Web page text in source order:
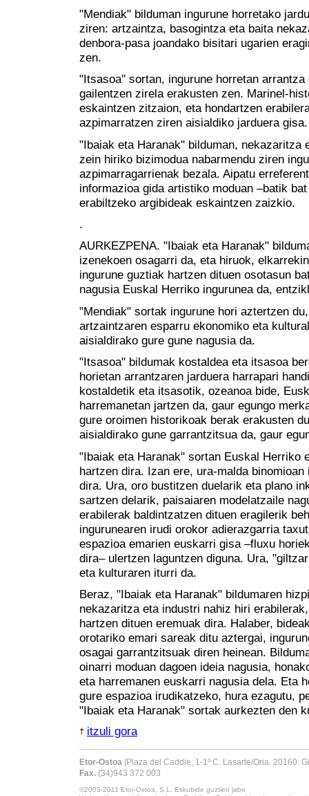
"Mendiak" bilduman ingurune horretako
ziren: artzaintza, basogintza eta baita
denbora-pasa joandako bisitari ugarien
zen.
"Itsasoa" sortan, ingurune horretan
gailentzen zirela erakusten zen. Marinel-
eskaintzen zitzaion, eta hondartzen
azpimarratzen ziren aisialdiko jarduera gisa.
"Ibaiak eta Haranak" bilduman, nekazaritza
zein hiriko bizimodua nabarmendu ziren
azpimarragarrienak bezala. Aipatu
informazioa gida artistiko moduan –batik
erabiltzeko argibideak eskaintzen zaizkio.
.
AURKEZPENA. "Ibaiak eta Haranak"
izenekoen osagarri da, eta hiruok,
ingurune guztiak hartzen dituen osotasun
nagusia Euskal Herriko ingurunea da,
"Mendiak" sortak ingurune hori aztertzen
artzaintzaren esparru ekonomiko eta
aisialdirako gure gune nagusia da.
"Itsasoa" bildumak kostaldea eta itsasoa
horietan arrantzaren jarduera harrapari
kostaldetik eta itsasotik, ozeanoa bide,
harremanetan jartzen da, gaur egungo
gure oroimen historikoak berak erakusten
aisialdirako gune garrantzitsua da, gaur
"Ibaiak eta Haranak" sortan Euskal Herriko
hartzen dira. Izan ere, ura-malda
dira. Ura, oro bustitzen duelarik eta plano
sartzen delarik, paisaiaren modelatzaile
erabilerak baldintzatzen dituen eragilerik
ingurunearen irudi orokor adierazgarria
espazioa emarien euskarri gisa –fluxu
dira– ulertzen laguntzen diguna. Ura,
eta kulturaren iturri da.
Beraz, "Ibaiak eta Haranak" bildumaren
nekazaritza eta industri nahiz hiri
hartzen dituen eremuak dira. Halaber,
orotariko emari sareak ditu aztergai,
osagai garrantzitsuak diren heinean.
oinarri moduan dagoen ideia nagusia,
eta harremanen euskarri nagusia dela. Eta
gure espazioa irudikatzeko, hura ezagutu,
"Ibaiak eta Haranak" sortak aurkezten den
itzuli gora
Etor-Ostoa Plaza del Caddie, 1-1º C. Lasarte/Oria. 20160.
Fax. (34)943 372 003
©2003-2011 Etor-Ostoa, S.L. Eskubide guztien jabe